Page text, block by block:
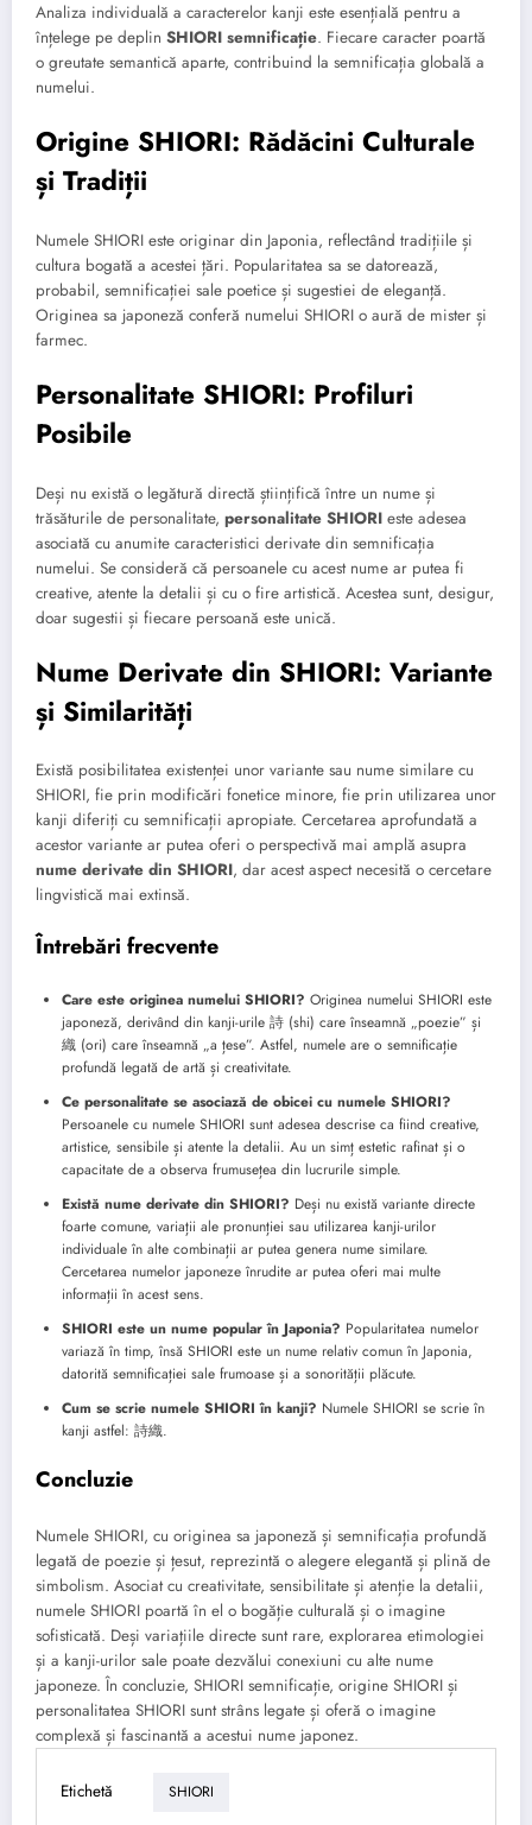
Analiza individuală a caracterelor kanji este esențială pentru a
înțelege pe deplin SHIORI semnificație. Fiecare caracter poartă
o greutate semantică aparte, contribuind la semnificația globală a
numelui.
Origine SHIORI: Rădăcini Culturale
și Tradiții
Numele SHIORI este originar din Japonia, reflectând tradițiile și
cultura bogată a acestei țări. Popularitatea sa se datorează,
probabil, semnificației sale poetice și sugestiei de eleganță.
Originea sa japoneză conferă numelui SHIORI o aură de mister și
farmec.
Personalitate SHIORI: Profiluri
Posibile
Deși nu există o legătură directă științifică între un nume și
trăsăturile de personalitate, personalitate SHIORI este adesea
asociată cu anumite caracteristici derivate din semnificația
numelui. Se consideră că persoanele cu acest nume ar putea fi
creative, atente la detalii și cu o fire artistică. Acestea sunt, desigur,
doar sugestii și fiecare persoană este unică.
Nume Derivate din SHIORI: Variante
și Similarități
Există posibilitatea existenței unor variante sau nume similare cu
SHIORI, fie prin modificări fonetice minore, fie prin utilizarea unor
kanji diferiți cu semnificații apropiate. Cercetarea aprofundată a
acestor variante ar putea oferi o perspectivă mai amplă asupra
nume derivate din SHIORI, dar acest aspect necesită o cercetare
lingvistică mai extinsă.
Întrebări frecvente
Care este originea numelui SHIORI? Originea numelui SHIORI este
japoneză, derivând din kanji-urile 詩 (shi) care înseamnă „poezie” și
織 (ori) care înseamnă „a țese”. Astfel, numele are o semnificație
profundă legată de artă și creativitate.
Ce personalitate se asociază de obicei cu numele SHIORI?
Persoanele cu numele SHIORI sunt adesea descrise ca fiind creative,
artistice, sensibile și atente la detalii. Au un simț estetic rafinat și o
capacitate de a observa frumusețea din lucrurile simple.
Există nume derivate din SHIORI? Deși nu există variante directe
foarte comune, variații ale pronunției sau utilizarea kanji-urilor
individuale în alte combinații ar putea genera nume similare.
Cercetarea numelor japoneze înrudite ar putea oferi mai multe
informații în acest sens.
SHIORI este un nume popular în Japonia? Popularitatea numelor
variază în timp, însă SHIORI este un nume relativ comun în Japonia,
datorită semnificației sale frumoase și a sonorității plăcute.
Cum se scrie numele SHIORI în kanji? Numele SHIORI se scrie în
kanji astfel: 詩織.
Concluzie
Numele SHIORI, cu originea sa japoneză și semnificația profundă
legată de poezie și țesut, reprezintă o alegere elegantă și plină de
simbolism. Asociat cu creativitate, sensibilitate și atenție la detalii,
numele SHIORI poartă în el o bogăție culturală și o imagine
sofisticată. Deși variațiile directe sunt rare, explorarea etimologiei
și a kanji-urilor sale poate dezvălui conexiuni cu alte nume
japoneze. În concluzie, SHIORI semnificație, origine SHIORI și
personalitatea SHIORI sunt strâns legate și oferă o imagine
complexă și fascinantă a acestui nume japonez.
Etichetă SHIORI